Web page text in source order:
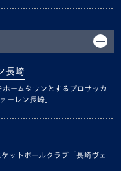
長崎
ームタウンとするプロサッカ
ーレン長崎」
ットボールクラブ「長崎ヴェ